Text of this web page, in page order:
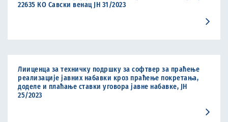
22635 КО Савски венац ЈН 31/2023
Лииценца за техничку подршку за софтвер за праћење
реализације јавних набавки кроз праћење покретања,
доделе и плаћање ставки уговора јавне набавке, ЈН
25/2023